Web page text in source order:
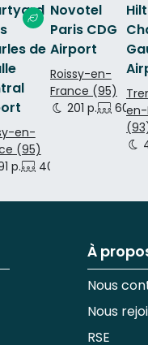
180 p.
de
en-
(95)
p.
40 p.
Novotel
Paris CDG
Airport
Roissy-en-
France (95)
201 p.
60 p.
en-
À
Nous
Nous
RSE